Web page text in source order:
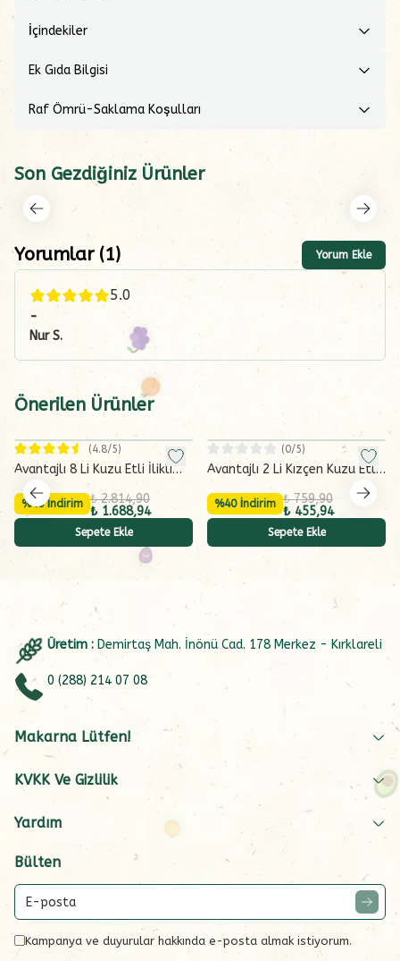
İçindekiler
Ek Gıda Bilgisi
Raf Ömrü-Saklama Koşulları
Son Gezdiğiniz Ürünler
Yorumlar(1) Yorum Ekle
5.0
-
Nur S.
Önerilen Ürünler
(4.8/5)
Avantajlı 8 Li Kuzu Etli İlikli
Çorba Seti
%40 İndirim ₺ 2.814,90
₺ 1.688,94
Sepete Ekle
(0/5)
Avantajlı 2 Li Kızçen Kuzu Etli
İlikli Kemik Sulu Yeşil Kabak
Çorbası (2x165 g)
%40 İndirim ₺ 759,90
₺ 455,94
Sepete Ekle
Üretim : Demirtaş Mah. İnönü Cad. 178 Merkez - Kırklareli
0 (288) 214 07 08
Makarna Lütfen!
KVKK Ve Gizlilik
Yardım
Bülten
Kampanya ve duyurular hakkında e-posta almak istiyorum.